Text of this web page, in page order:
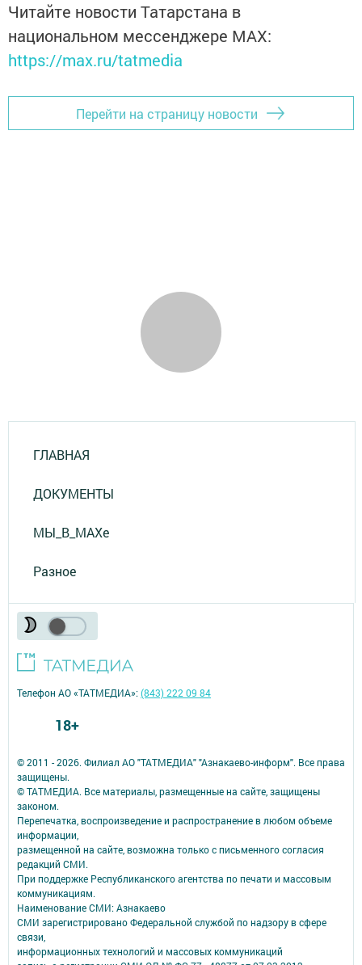
Читайте новости Татарстана в
национальном мессенджере MАХ:
https://max.ru/tatmedia
Перейти на страницу новости
ГЛАВНАЯ
ДОКУМЕНТЫ
МЫ_В_MAXе
Разное
© 2011 - 2026. Филиал АО "ТАТМЕДИА" "Азнакаево-информ". Все права
защищены.
© ТАТМЕДИА. Все материалы, размещенные на сайте, защищены
законом.
Перепечатка, воспроизведение и распространение в любом объеме
информации,
размещенной на сайте, возможна только с письменного согласия
редакций СМИ.
При поддержке Республиканского агентства по печати и массовым
коммуникациям.
Наименование СМИ: Азнакаево
СМИ зарегистрировано Федеральной службой по надзору в сфере
связи,
информационных технологий и массовых коммуникаций
Телефон АО «ТАТМЕДИА»:(843) 222 09 84
18+